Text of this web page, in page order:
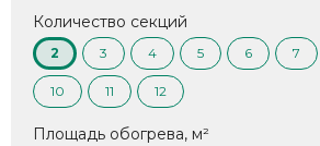
Количество секций
2 3 4 5 6 7
10 11 12
Площадь обогрева, м²